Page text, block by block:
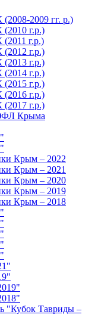
2009 гг. р.)
г.р.)
г.р.)
г.р.)
г.р.)
г.р.)
г.р.)
г.р.)
г.р.)
Крыма
Крым – 2022
Крым – 2021
Крым – 2020
Крым – 2019
Крым – 2018
"Кубок Тавриды –